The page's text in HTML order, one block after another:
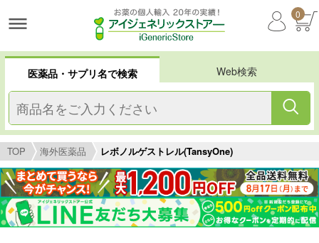
0
医薬品・サプリ名で検索 Web検索
TOP 海外医薬品 レボノルゲストレル(TansyOne)